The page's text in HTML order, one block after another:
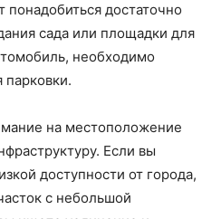
достаточно
сада или площадки для
необходимо
парковки.
на местоположение
Если вы
доступности от города,
с небольшой